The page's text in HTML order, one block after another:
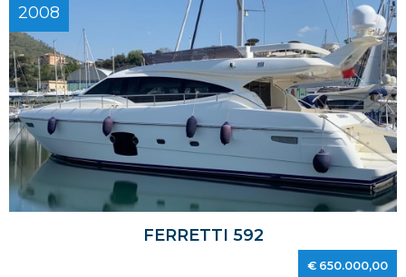
2008
FERRETTI 592
€ 650.000,00